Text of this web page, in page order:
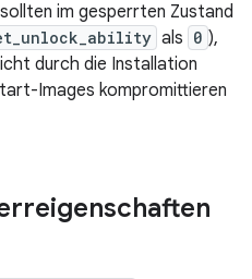
im gesperrten Zustand
als 0 ),
durch die Installation
Images kompromittieren